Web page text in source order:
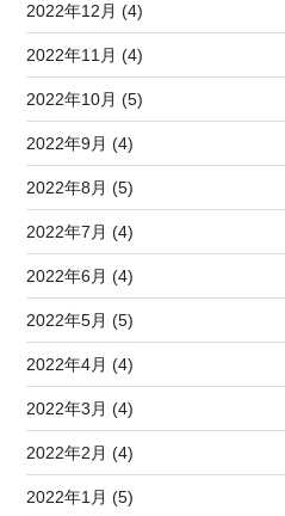
2022年12月 (4)
2022年11月 (4)
2022年10月 (5)
2022年9月 (4)
2022年8月 (5)
2022年7月 (4)
2022年6月 (4)
2022年5月 (5)
2022年4月 (4)
2022年3月 (4)
2022年2月 (4)
2022年1月 (5)